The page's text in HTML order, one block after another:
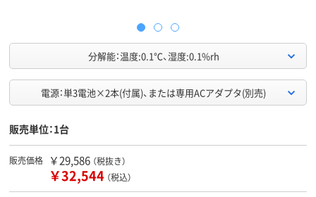
分解能：温度:0.1℃、湿度:0.1%rh
電源：単3電池×2本(付属)、または専用ACアダプタ(別売)
販売単位：1台
販売価格 ￥29,586 （税抜き）
￥32,544 （税込）